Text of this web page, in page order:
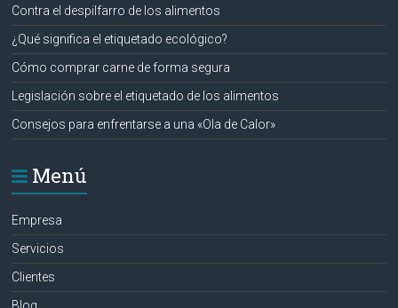
Contra el despilfarro de los alimentos
¿Qué significa el etiquetado ecológico?
Cómo comprar carne de forma segura
Legislación sobre el etiquetado de los alimentos
Consejos para enfrentarse a una «Ola de Calor»
Menú
Empresa
Servicios
Clientes
Blog